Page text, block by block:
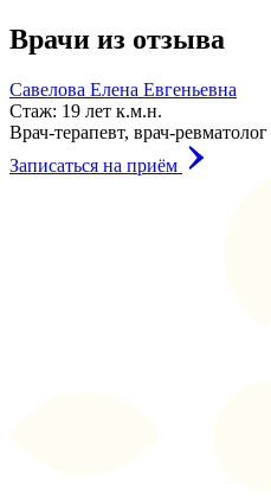
Врачи из отзыва
Савелова Елена Евгеньевна
Стаж: 19 лет к.м.н.
Врач-терапевт, врач-ревматолог
Записаться на приём